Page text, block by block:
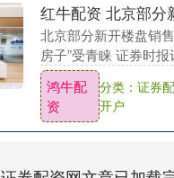
北京部分新开楼盘销
房子”受青睐 证券时
券时报记者实地探访
新盘项目发现，具备
的“好房....
鸿牛配
资
分类：证券
开户